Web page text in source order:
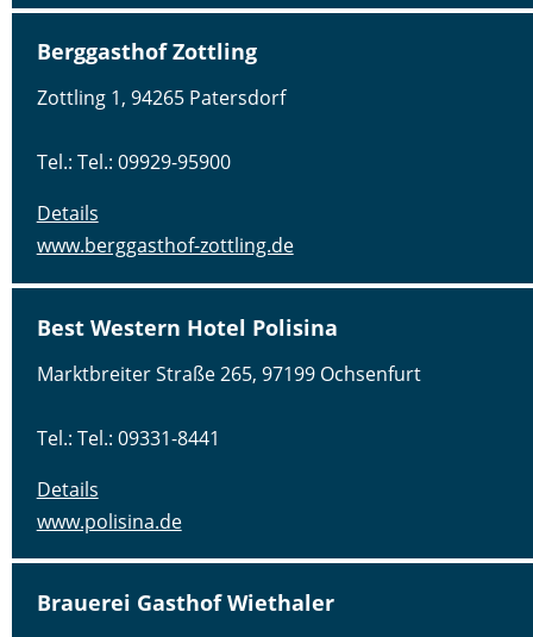
Berggasthof Zottling
Zottling 1, 94265 Patersdorf
Tel.: Tel.: 09929-95900
Details
www.berggasthof-zottling.de
Best Western Hotel Polisina
Marktbreiter Straße 265, 97199 Ochsenfurt
Tel.: Tel.: 09331-8441
Details
www.polisina.de
Brauerei Gasthof Wiethaler